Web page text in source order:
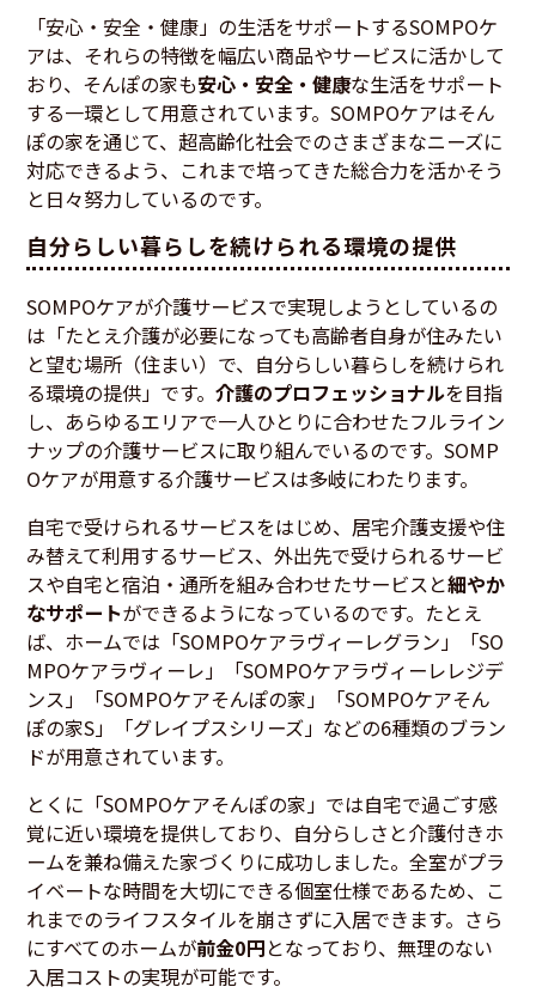
「安心・安全・健康」の生活をサポートするSOMPOケ
アは、それらの特徴を幅広い商品やサービスに活かして
おり、そんぽの家も安心・安全・健康な生活をサポート
する一環として用意されています。SOMPOケアはそん
ぽの家を通じて、超高齢化社会でのさまざまなニーズに
対応できるよう、これまで培ってきた総合力を活かそう
と日々努力しているのです。
自分らしい暮らしを続けられる環境の提供
SOMPOケアが介護サービスで実現しようとしているの
は「たとえ介護が必要になっても高齢者自身が住みたい
と望む場所（住まい）で、自分らしい暮らしを続けられ
る環境の提供」です。介護のプロフェッショナルを目指
し、あらゆるエリアで一人ひとりに合わせたフルライン
ナップの介護サービスに取り組んでいるのです。SOMP
Oケアが用意する介護サービスは多岐にわたります。
自宅で受けられるサービスをはじめ、居宅介護支援や住
み替えて利用するサービス、外出先で受けられるサービ
スや自宅と宿泊・通所を組み合わせたサービスと細やか
なサポートができるようになっているのです。たとえ
ば、ホームでは「SOMPOケアラヴィーレグラン」「SO
MPOケアラヴィーレ」「SOMPOケアラヴィーレレジデ
ンス」「SOMPOケアそんぽの家」「SOMPOケアそん
ぽの家S」「グレイプスシリーズ」などの6種類のブラン
ドが用意されています。
とくに「SOMPOケアそんぽの家」では自宅で過ごす感
覚に近い環境を提供しており、自分らしさと介護付きホ
ームを兼ね備えた家づくりに成功しました。全室がプラ
イベートな時間を大切にできる個室仕様であるため、こ
れまでのライフスタイルを崩さずに入居できます。さら
にすべてのホームが前金0円となっており、無理のない
入居コストの実現が可能です。